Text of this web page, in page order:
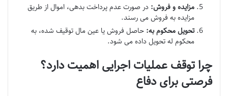
مزایده و فروش: در صورت عدم پرداخت بدهی، اموال از طریق
مزایده به فروش می رسند.
تحویل محکوم به: حاصل فروش یا عین مال توقیف شده، به
محکوم له تحویل داده می شود.
چرا توقف عملیات اجرایی اهمیت دارد؟
فرصتی برای دفاع